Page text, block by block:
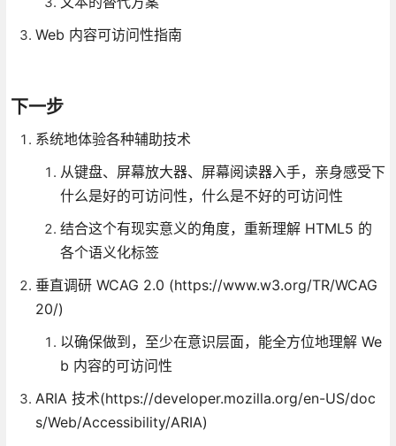
Web 内容可访问性指南
下一步
系统地体验各种辅助技术
从键盘、屏幕放大器、屏幕阅读器入手，亲身感受下
什么是好的可访问性，什么是不好的可访问性
结合这个有现实意义的角度，重新理解 HTML5 的
各个语义化标签
垂直调研 WCAG 2.0 (https://www.w3.org/TR/WCAG
20/)
以确保做到，至少在意识层面，能全方位地理解 We
b 内容的可访问性
ARIA 技术(https://developer.mozilla.org/en-US/doc
s/Web/Accessibility/ARIA)